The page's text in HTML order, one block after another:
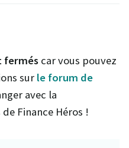
fermés car vous pouvez
sur le forum de
avec la
Finance Héros !